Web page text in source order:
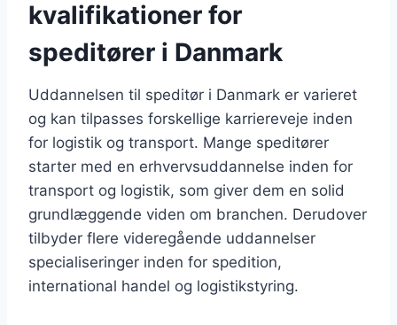
kvalifikationer for
speditører i Danmark
Uddannelsen til speditør i Danmark er varieret
og kan tilpasses forskellige karriereveje inden
for logistik og transport. Mange speditører
starter med en erhvervsuddannelse inden for
transport og logistik, som giver dem en solid
grundlæggende viden om branchen. Derudover
tilbyder flere videregående uddannelser
specialiseringer inden for spedition,
international handel og logistikstyring.